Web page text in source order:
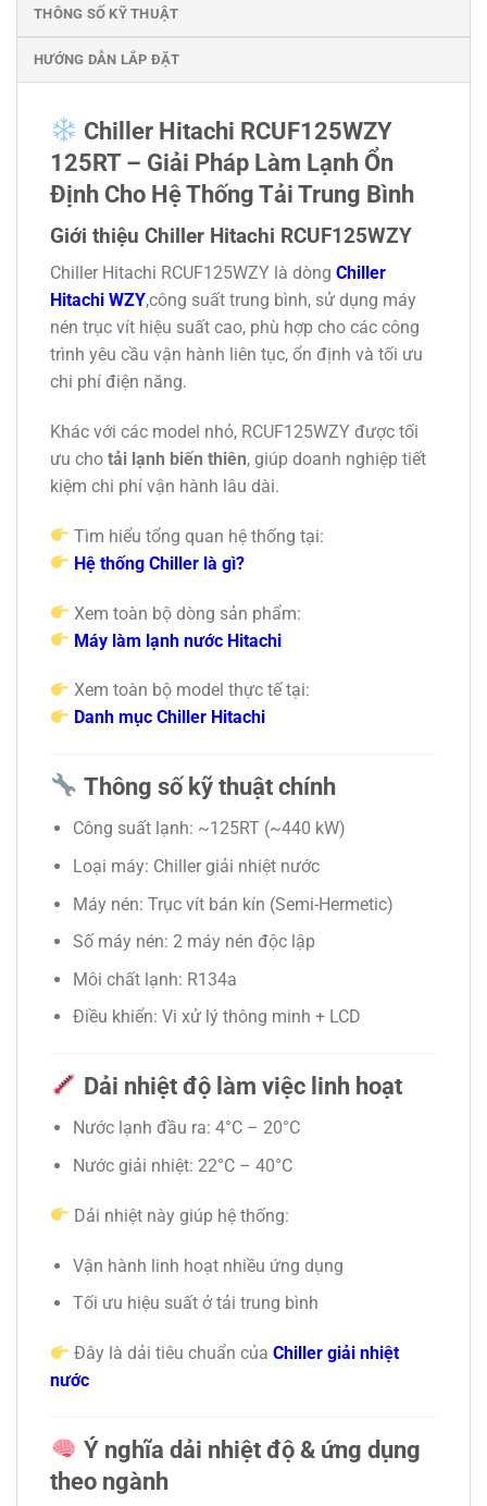
THÔNG SỐ KỸ THUẬT
HƯỚNG DẪN LẮP ĐẶT
Chiller Hitachi RCUF125WZY
125RT – Giải Pháp Làm Lạnh Ổn
Định Cho Hệ Thống Tải Trung Bình
Giới thiệu Chiller Hitachi RCUF125WZY
Chiller Hitachi RCUF125WZY là dòng Chiller
Hitachi WZY,công suất trung bình, sử dụng máy
nén trục vít hiệu suất cao, phù hợp cho các công
trình yêu cầu vận hành liên tục, ổn định và tối ưu
chi phí điện năng.
Khác với các model nhỏ, RCUF125WZY được tối
ưu cho tải lạnh biến thiên, giúp doanh nghiệp tiết
kiệm chi phí vận hành lâu dài.
Tìm hiểu tổng quan hệ thống tại:
Hệ thống Chiller là gì?
Xem toàn bộ dòng sản phẩm:
Máy làm lạnh nước Hitachi
Xem toàn bộ model thực tế tại:
Danh mục Chiller Hitachi
Thông số kỹ thuật chính
Công suất lạnh: ~125RT (~440 kW)
Loại máy: Chiller giải nhiệt nước
Máy nén: Trục vít bán kín (Semi-Hermetic)
Số máy nén: 2 máy nén độc lập
Môi chất lạnh: R134a
Điều khiển: Vi xử lý thông minh + LCD
Dải nhiệt độ làm việc linh hoạt
Nước lạnh đầu ra: 4°C – 20°C
Nước giải nhiệt: 22°C – 40°C
Dải nhiệt này giúp hệ thống:
Vận hành linh hoạt nhiều ứng dụng
Tối ưu hiệu suất ở tải trung bình
Đây là dải tiêu chuẩn củaChiller giải nhiệt
nước
Ý nghĩa dải nhiệt độ & ứng dụng
theo ngành